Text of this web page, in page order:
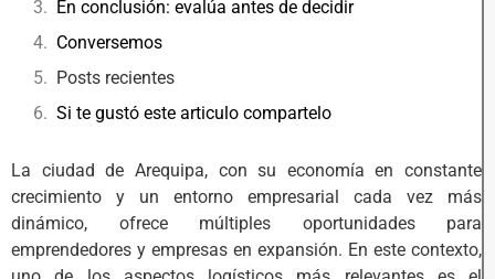
En conclusión: evalúa antes de decidir
Conversemos
Posts recientes
Si te gustó este articulo compartelo
La ciudad de Arequipa, con su economía en constante
crecimiento y un entorno empresarial cada vez más
dinámico, ofrece múltiples oportunidades para
emprendedores y empresas en expansión. En este contexto,